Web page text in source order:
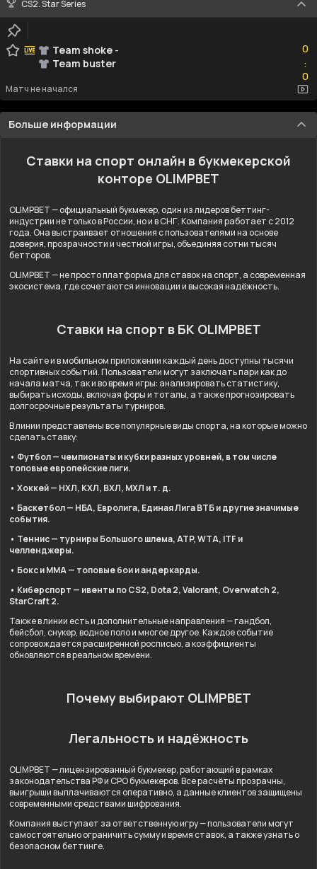
CS2. Star Series
Team shoke -
Team buster
0
:0
0
Матч не начался
Больше информации
Ставки на спорт онлайн в букмекерской
конторе OLIMPBET
OLIMPBET — официальный букмекер, один из лидеров беттинг-
индустрии не только в России, но и в СНГ. Компания работает с 2012
года. Она выстраивает отношения с пользователями на основе
доверия, прозрачности и честной игры, объединяя сотни тысяч
бетторов.
OLIMPBET — не просто платформа для ставок на спорт, а современная
экосистема, где сочетаются инновации и высокая надёжность.
Ставки на спорт в БК OLIMPBET
На сайте и в мобильном приложении каждый день доступны тысячи
спортивных событий. Пользователи могут заключать пари как до
начала матча, так и во время игры: анализировать статистику,
выбирать исходы, включая форы и тоталы, а также прогнозировать
долгосрочные результаты турниров.
В линии представлены все популярные виды спорта, на которые можно
сделать ставку:
• Футбол — чемпионаты и кубки разных уровней, в том числе
топовые европейские лиги.
• Хоккей — НХЛ, КХЛ, ВХЛ, МХЛ и т. д.
• Баскетбол — НБА, Евролига, Единая Лига ВТБ и другие значимые
события.
• Теннис — турниры Большого шлема, ATP, WTA, ITF и
челленджеры.
• Бокс и ММА — топовые бои и андеркарды.
• Киберспорт — ивенты по CS2, Dota 2, Valorant, Overwatch 2,
StarCraft 2.
Также в линии есть и дополнительные направления — гандбол,
бейсбол, снукер, водное поло и многое другое. Каждое событие
сопровождается расширенной росписью, а коэффициенты
обновляются в реальном времени.
Почему выбирают OLIMPBET
Легальность и надёжность
OLIMPBET — лицензированный букмекер, работающий в рамках
законодательства РФ и СРО букмекеров. Все расчёты прозрачны,
выигрыши выплачиваются оперативно, а данные клиентов защищены
современными средствами шифрования.
Компания выступает за ответственную игру — пользователи могут
самостоятельно ограничить сумму и время ставок, а также узнать о
безопасном беттинге.